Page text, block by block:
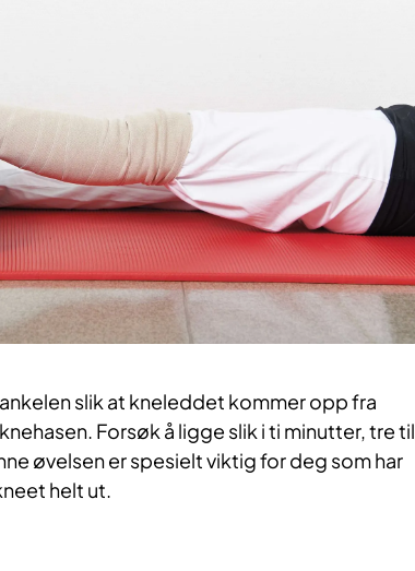
slik at kneleddet kommer opp fra
Forsøk å ligge slik i ti minutter, tre til
øvelsen er spesielt viktig for deg som har
helt ut.